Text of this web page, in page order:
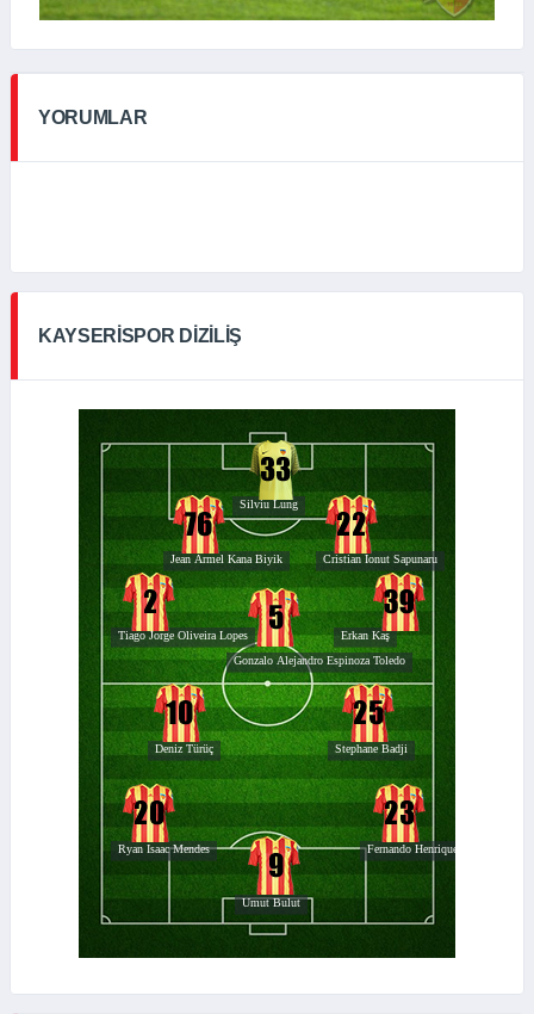
YORUMLAR
KAYSERISPOR DIZILIŞ